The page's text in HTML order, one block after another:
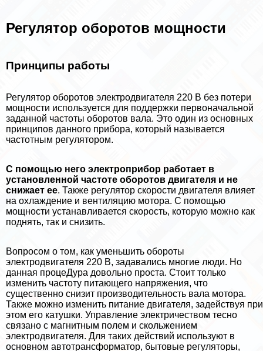
Регулятор оборотов мощности
Принципы работы
Регулятор оборотов электродвигателя 220 В без потери
мощности используется для поддержки первоначальной
заданной частоты оборотов вала. Это один из основных
принципов данного прибора, который называется
частотным регулятором.
С помощью него электроприбор работает в
установленной частоте оборотов двигателя и не
снижает ее. Также регулятор скорости двигателя влияет
на охлаждение и вентиляцию мотора. C помощью
мощности устанавливается скорость, которую можно как
поднять, так и снизить.
Вопросом о том, как уменьшить обороты
электродвигателя 220 В, задавались многие люди. Но
данная процеДypa довольно проста. Стоит только
изменить частоту питающего напряжения, что
существенно снизит производительность вала мотора.
Также можно изменить питание двигателя, задействуя при
этом его катушки. Управление электричеством тесно
связано с магнитным полем и скольжением
электродвигателя. Для таких действий используют в
основном автотрaнcформатор, бытовые регуляторы,